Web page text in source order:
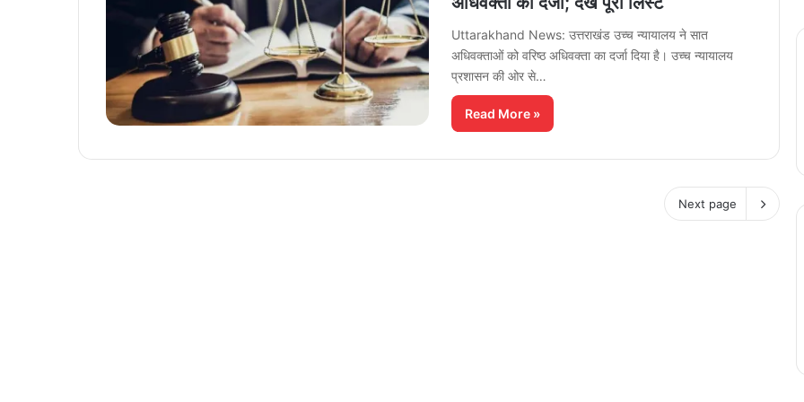
Uttarakhand News: उत्तराखंड उच्च न्यायालय ने सात
अधिवक्ताओं को वरिष्ठ अधिवक्ता का दर्जा दिया है। उच्च न्यायालय
प्रशासन की ओर से…
Read More »
Next page